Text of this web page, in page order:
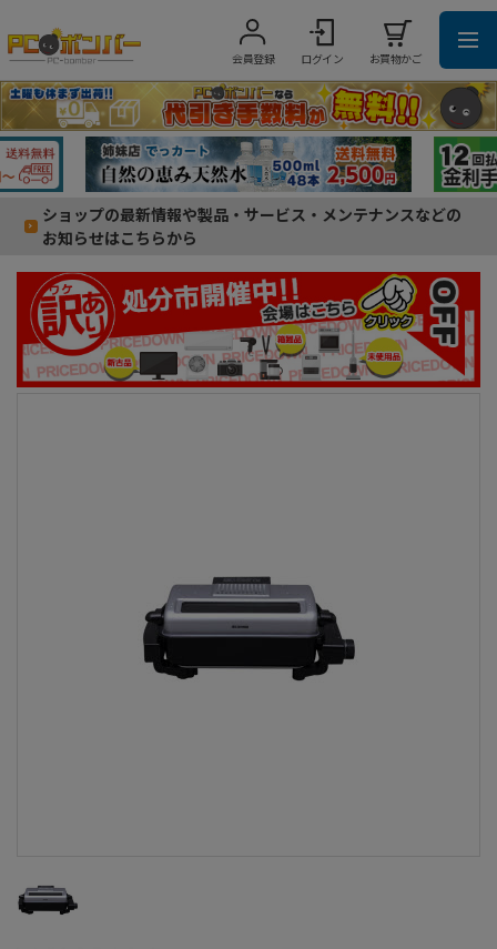
会員登録 ログイン お買物かご
ショップの最新情報や製品・サービス・メンテナンスなどの
お知らせはこちらから